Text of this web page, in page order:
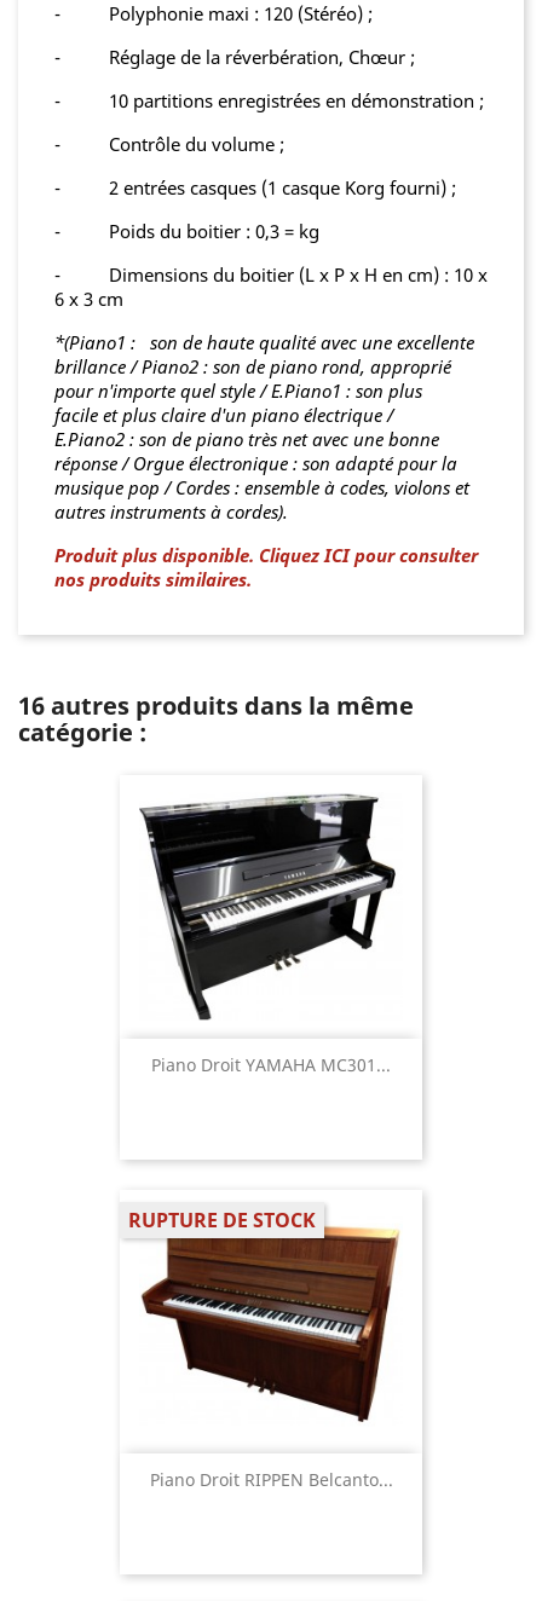
- Polyphonie maxi : 120 (Stéréo) ;
- Réglage de la réverbération, Chœur ;
- 10 partitions enregistrées en démonstration ;
- Contrôle du volume ;
- 2 entrées casques (1 casque Korg fourni) ;
- Poids du boitier : 0,3 = kg
- Dimensions du boitier (L x P x H en cm) : 10 x
6 x 3 cm
*(Piano1 : son de haute qualité avec une excellente
brillance / Piano2 : son de piano rond, approprié
pour n'importe quel style / E.Piano1 : son plus
facile et plus claire d'un piano électrique /
E.Piano2 : son de piano très net avec une bonne
réponse / Orgue électronique : son adapté pour la
musique pop / Cordes : ensemble à codes, violons et
autres instruments à cordes).
Produit plus disponible. Cliquez ICI pour consulter
nos produits similaires.
16 autres produits dans la même
catégorie :
Piano Droit YAMAHA MC301...
Piano Droit RIPPEN Belcanto...
RUPTURE DE STOCK